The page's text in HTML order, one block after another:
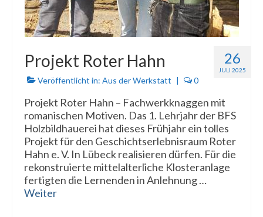
26
JULI 2025
Projekt Roter Hahn
Veröffentlicht in: Aus der Werkstatt | 0
Projekt Roter Hahn – Fachwerkknaggen mit
romanischen Motiven. Das 1. Lehrjahr der BFS
Holzbildhauerei hat dieses Frühjahr ein tolles
Projekt für den Geschichtserlebnisraum Roter
Hahn e. V. In Lübeck realisieren dürfen. Für die
rekonstruierte mittelalterliche Klosteranlage
fertigten die Lernenden in Anlehnung …
Weiter